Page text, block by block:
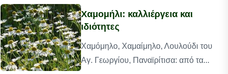
Χαμομήλι: καλλιέργεια και
ιδιότητες
Χαμόμηλο, Χαμαίμηλο, Λουλούδι του
Αγ. Γεωργίου, Παναϊρίτισα: από τα...